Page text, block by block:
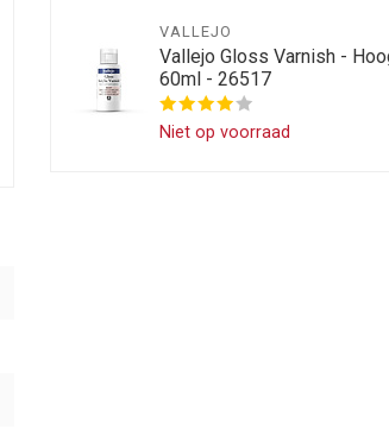
VALLEJO
Vallejo Gloss Varnish -
60ml - 26517
Niet op voorraad